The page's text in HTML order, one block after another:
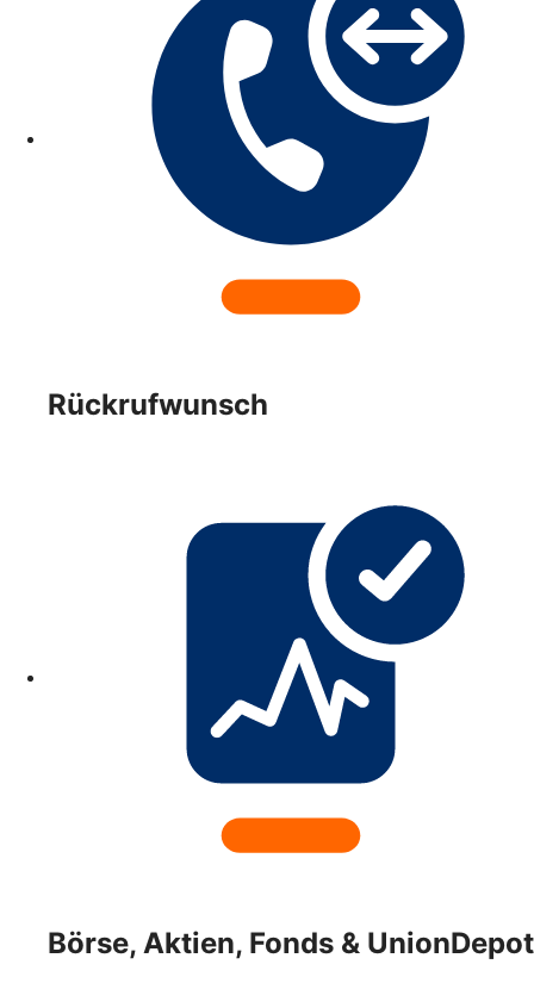
Rückrufwunsch
Börse, Aktien, Fonds & UnionDepot